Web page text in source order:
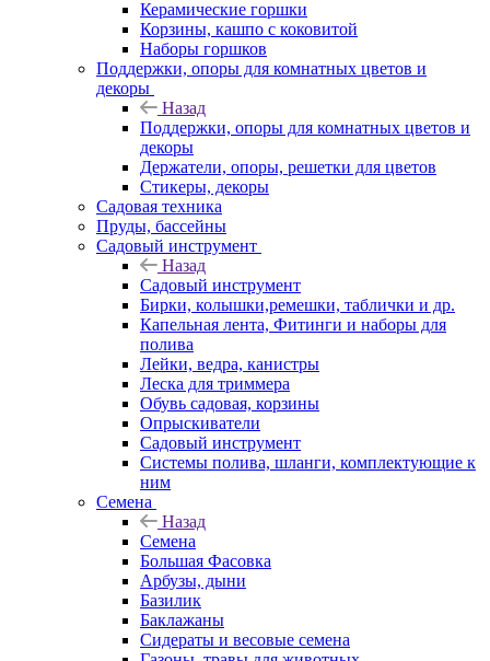
Керамические горшки
Корзины, кашпо с коковитой
Наборы горшков
Поддержки, опоры для комнатных цветов и
декоры
Назад
Поддержки, опоры для комнатных цветов и
декоры
Держатели, опоры, решетки для цветов
Стикеры, декоры
Садовая техника
Пруды, бассейны
Садовый инструмент
Назад
Садовый инструмент
Бирки, колышки,ремешки, таблички и др.
Капельная лента, Фитинги и наборы для
полива
Лейки, ведра, канистры
Леска для триммера
Обувь садовая, корзины
Опрыскиватели
Садовый инструмент
Системы полива, шланги, комплектующие к
ним
Семена
Назад
Семена
Большая Фасовка
Арбузы, дыни
Базилик
Баклажаны
Сидераты и весовые семена